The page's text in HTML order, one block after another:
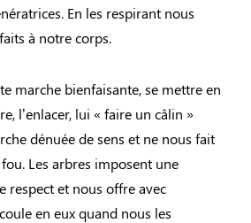
En les respirant nous
à notre corps.
marche bienfaisante, se mettre en
l’enlacer, lui « faire un câlin »
dénuée de sens et ne nous fait
Les arbres imposent une
respect et nous offre avec
en eux quand nous les